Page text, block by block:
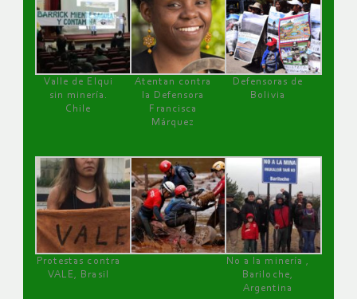
Valle de Elqui
sin minería.
Chile
Atentan contra
la Defensora
Francisca
Márquez
Defensoras de
Bolivia
Protestas contra
VALE, Brasil
No a la minería ,
Bariloche,
Argentina